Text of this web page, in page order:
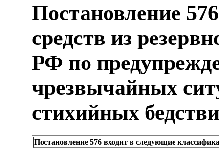
Постановление
средств из
РФ по
чрезвычайных
стихийных
Постановление 576 входит в следующие